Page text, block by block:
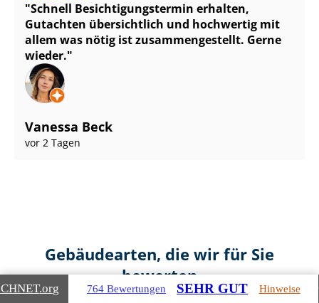
Schnell Be­sich­ti­gungs­ter­min erhalten,
Gutachten übersichtlich und hochwertig mit
allem was nötig ist zu­sam­men­ge­stellt. Gerne
wieder.
Vanessa Beck
vor 2 Tagen
Gebäudearten, die wir für Sie
bewerten
.org 764 Bewertungen SEHR GUT Hinweise